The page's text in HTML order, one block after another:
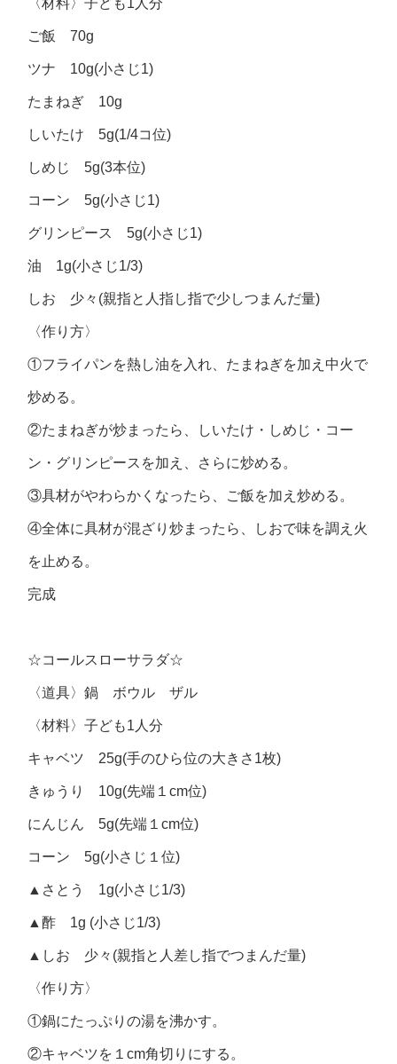
〈材料〉子ども1人分
ご飯 70g
ツナ 10g(小さじ1)
たまねぎ 10g
しいたけ 5g(1/4コ位)
しめじ 5g(3本位)
コーン 5g(小さじ1)
グリンピース 5g(小さじ1)
油 1g(小さじ1/3)
しお 少々(親指と人指し指で少しつまんだ量)
〈作り方〉
①フライパンを熱し油を入れ、たまねぎを加え中火で
炒める。
②たまねぎが炒まったら、しいたけ・しめじ・コー
ン・グリンピースを加え、さらに炒める。
③具材がやわらかくなったら、ご飯を加え炒める。
④全体に具材が混ざり炒まったら、しおで味を調え火
を止める。
完成
☆コールスローサラダ☆
〈道具〉鍋 ボウル ザル
〈材料〉子ども1人分
キャベツ 25g(手のひら位の大きさ1枚)
きゅうり 10g(先端１cm位)
にんじん 5g(先端１cm位)
コーン 5g(小さじ１位)
▲さとう 1g(小さじ1/3)
▲酢 1g (小さじ1/3)
▲しお 少々(親指と人差し指でつまんだ量)
〈作り方〉
①鍋にたっぷりの湯を沸かす。
②キャベツを１cm角切りにする。